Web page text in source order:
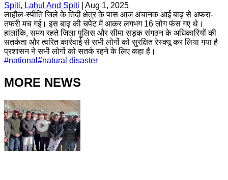
Spiti, Lahul And Spiti
Aug 1, 2025
लाहौल-स्पीति जिले के तिंदी क्षेत्र के पास आज अचानक आई बाढ़ से अफरा-
तफरी मच गई। इस बाढ़ की चपेट में आकर लगभग 16 लोग फंस गए थे।
हालांकि, समय रहते जिला पुलिस और सीमा सड़क संगठन के अधिकारियों की
सतर्कता और त्वरित कार्रवाई से सभी लोगों को सुरक्षित रेस्क्यू कर लिया गया है
प्रशासन ने सभी लोगों को सतर्क रहने के लिए कहा है।
#national #natural disaster
MORE NEWS